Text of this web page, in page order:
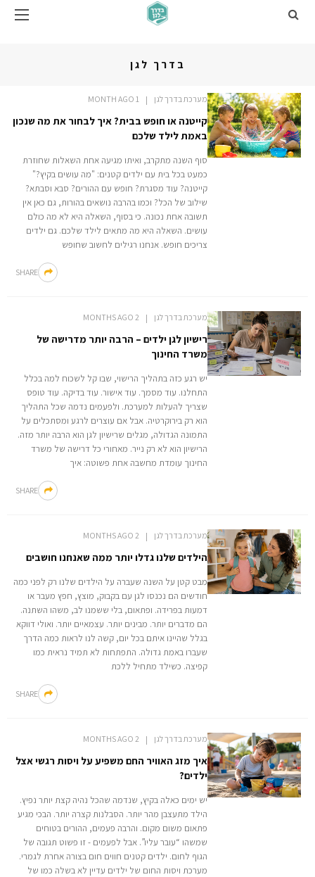
בדרך לגן
מערכת בדרך לגן 1 MONTH AGO
קייטנה או חופש בבית? איך לבחור את מה שנכון
באמת לילד שלכם
סוף השנה מתקרב, ואיתו מגיעה אחת השאלות שחוזרת
כמעט בכל בית עם ילדים קטנים: "מה עושים בקיץ?"
קייטנה? עוד מסגרת? חופש עם ההורים? סבא וסבתא?
שילוב של הכל? וכמו בהרבה נושאים בהורות, גם כאן אין
תשובה אחת נכונה. כי בסוף, השאלה היא לא מה כולם
עושים. השאלה היא מה מתאים לילד שלכם. גם ילדים
צריכים חופש. אנחנו רגילים לחשוב שחופש
SHARE
מערכת בדרך לגן 2 MONTHS AGO
רישיון לגן ילדים – הרבה יותר מדרישה של
משרד החינוך
יש רגע כזה בתהליך הרישוי, שבו קל לשכוח למה בכלל
התחלנו. עוד מסמך. עוד אישור. עוד בדיקה. עוד טופס
שצריך להעלות למערכת. ולפעמים נדמה שכל התהליך
הוא רק בירוקרטיה. אבל אם עוצרים לרגע ומסתכלים על
התמונה הגדולה, מגלים שרישיון לגן הוא הרבה יותר מזה.
הרישיון הוא לא רק נייר. מאחורי כל דרישה של משרד
החינוך עומדת מחשבה אחת פשוטה: איך
SHARE
מערכת בדרך לגן 2 MONTHS AGO
הילדים שלנו גדלו יותר ממה שאנחנו חושבים
מבט קטן על השנה שעברה על הילדים שלנו רק לפני כמה
חודשים הם נכנסו לגן עם בקבוק, מוצץ, חפץ מעבר או
דמעות בפרידה. ופתאום, בלי ששמנו לב, משהו השתנה.
הם מדברים יותר. מבינים יותר. עצמאיים יותר. ואולי דווקא
בגלל שהיינו איתם בכל יום, קשה לנו לראות כמה הדרך
שעברו באמת גדולה. התפתחות לא תמיד נראית כמו
קפיצה. כשילד מתחיל ללכת
SHARE
מערכת בדרך לגן 2 MONTHS AGO
איך מזג האוויר החם משפיע על ויסות רגשי אצל
ילדים?
יש ימים כאלה בקיץ, שנדמה שהכל נהיה קצת יותר נפיץ.
הילד מתעצבן מהר יותר. הסבלנות קצרה יותר. הבכי מגיע
פתאום משום מקום. והרבה פעמים, ההורים בטוחים
שמשהו “עובר עליו”. אבל לפעמים - זו פשוט תגובה של
הגוף לחום. ילדים קטנים חווים חום בצורה אחרת לגמרי.
מערכת ויסות החום של ילדים עדיין לא בשלה כמו של